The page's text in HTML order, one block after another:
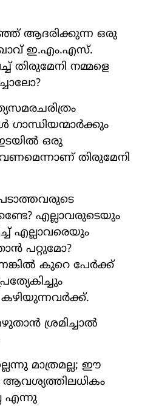
ആദരിക്കുന്ന ഒരു
ഇ.എം.എസ്.
തിരുമേനി നമ്മളെ
ഒരു
തിരുമേനി
എല്ലാവരുടെയും
എല്ലാവരെയും
പറ്റുമോ?
കുറെ പേര്‍ക്ക്
കഴിയുന്നവര്‍ക്ക്.
ശ്രമിച്ചാല്‍
മാത്രമല്ല; ഈ
ആവശ്യത്തിലധികം
എന്നു